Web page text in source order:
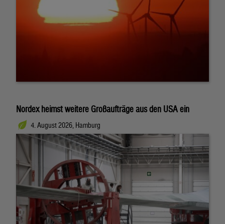
Nordex heimst weitere Großaufträge aus den USA ein
4. August 2026, Hamburg